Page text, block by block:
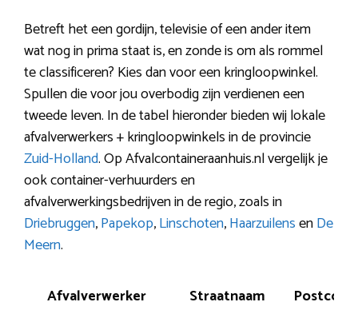
Betreft het een gordijn, televisie of een ander item
wat nog in prima staat is, en zonde is om als rommel
te classificeren? Kies dan voor een kringloopwinkel.
Spullen die voor jou overbodig zijn verdienen een
tweede leven. In de tabel hieronder bieden wij lokale
afvalverwerkers + kringloopwinkels in de provincie
Zuid-Holland. Op Afvalcontaineraanhuis.nl vergelijk je
ook container-verhuurders en
afvalverwerkingsbedrijven in de regio, zoals in
Driebruggen,Papekop,Linschoten,HaarzuilensenDe
Meern.
Afvalverwerker Straatnaam
Postcode